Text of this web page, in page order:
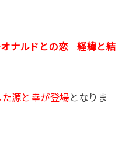
ナルドとの恋 経緯と結
源と幸が登場 となりま